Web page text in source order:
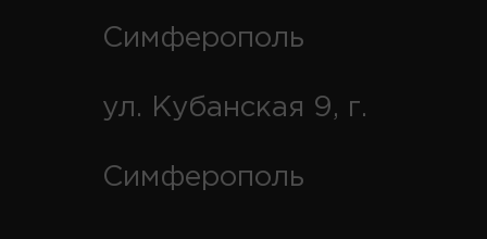
Симферополь
ул. Кубанская 9, г.
Симферополь